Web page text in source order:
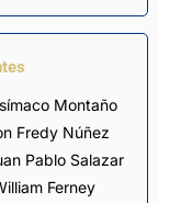
Montaño
Fredy Núñez
Pablo Salazar
Ferney